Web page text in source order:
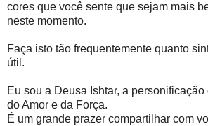
cores que você sente que sejam mais
neste momento.
Faça isto tão frequentemente quanto
útil.
Eu sou a Deusa Ishtar, a
do Amor e da Força.
É um grande prazer compartilhar com